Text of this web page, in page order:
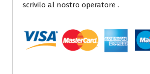
scrivilo al nostro operatore .